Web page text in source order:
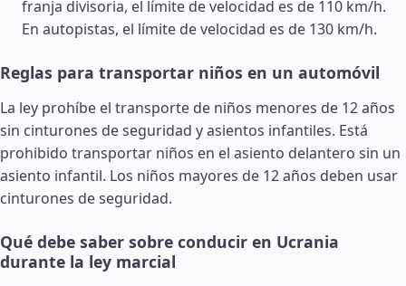
franja divisoria, el límite de velocidad es de 110 km/h.
En autopistas, el límite de velocidad es de 130 km/h.
Reglas para transportar niños en un automóvil
La ley prohíbe el transporte de niños menores de 12 años
sin cinturones de seguridad y asientos infantiles. Está
prohibido transportar niños en el asiento delantero sin un
asiento infantil. Los niños mayores de 12 años deben usar
cinturones de seguridad.
Qué debe saber sobre conducir en Ucrania
durante la ley marcial